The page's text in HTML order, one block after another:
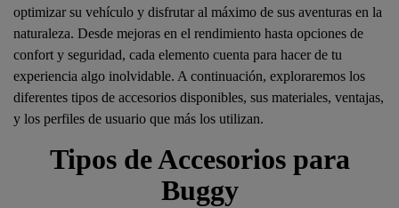
optimizar su vehículo y disfrutar al máximo de sus aventuras en la
naturaleza. Desde mejoras en el rendimiento hasta opciones de
confort y seguridad, cada elemento cuenta para hacer de tu
experiencia algo inolvidable. A continuación, exploraremos los
diferentes tipos de accesorios disponibles, sus materiales, ventajas,
y los perfiles de usuario que más los utilizan.
Tipos de Accesorios para
Buggy